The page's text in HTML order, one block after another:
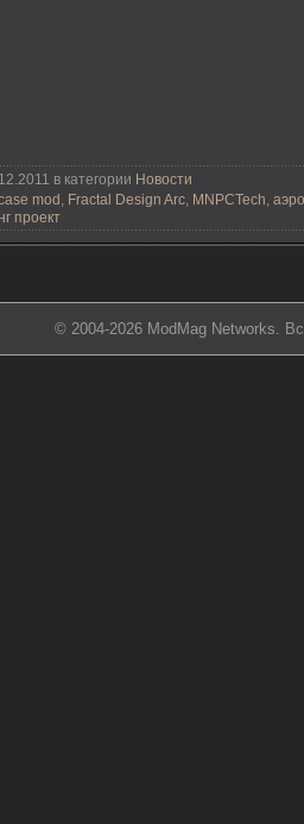
в категории Новости
mod , Fractal Design Arc, MNPCTech,
проект
© 2004-2026 ModMag Networks.